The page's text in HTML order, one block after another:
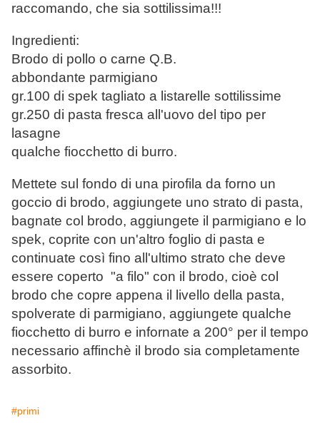
raccomando, che sia sottilissima!!!
Ingredienti:
Brodo di pollo o carne Q.B.
abbondante parmigiano
gr.100 di spek tagliato a listarelle sottilissime
gr.250 di pasta fresca all'uovo del tipo per
lasagne
qualche fiocchetto di burro.
Mettete sul fondo di una pirofila da forno un
goccio di brodo, aggiungete uno strato di pasta,
bagnate col brodo, aggiungete il parmigiano e lo
spek, coprite con un'altro foglio di pasta e
continuate così fino all'ultimo strato che deve
essere coperto "a filo" con il brodo, cioè col
brodo che copre appena il livello della pasta,
spolverate di parmigiano, aggiungete qualche
fiocchetto di burro e infornate a 200° per il tempo
necessario affinchè il brodo sia completamente
assorbito.
#primi